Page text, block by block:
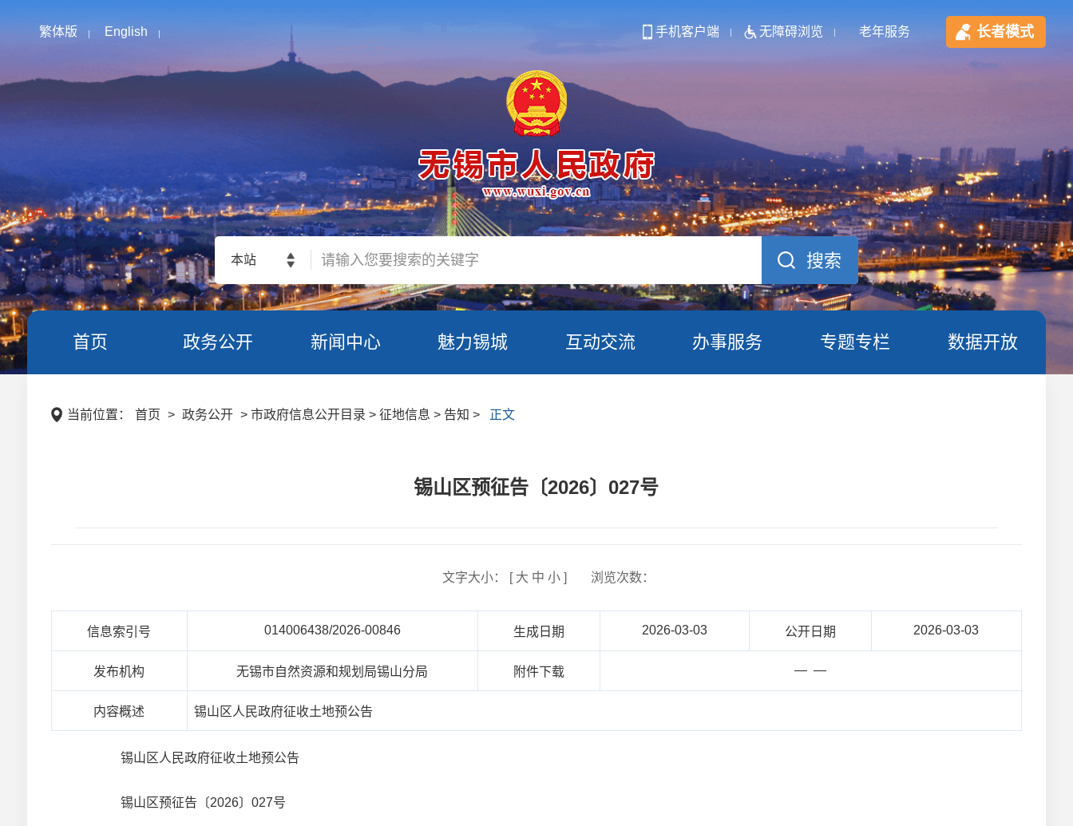
繁体版 English 手机客户端 无障碍浏览 老年服务 长者模式
本站
首页 政务公开 新闻中心 魅力锡城 互动交流 办事服务 专题专栏 数据开放
当前位置： 首页 > 政务公开 > 市政府信息公开目录 > 征地信息 > 告知 > 正文
锡山区预征告〔2026〕027号
文字大小： [ 大 中 小] 浏览次数：
信息索引号 014006438/2026-00846 生成日期 2026-03-03 公开日期 2026-03-03
发布机构 无锡市自然资源和规划局锡山分局 附件下载 — —
内容概述 锡山区人民政府征收土地预公告
锡山区人民政府征收土地预公告
锡山区预征告〔2026〕027号